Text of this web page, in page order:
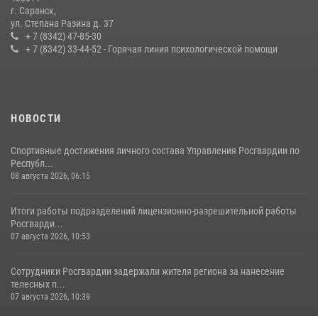
Сотрудники Росгвардии обеспечили безопасность Всероссийского
конкурса профмастерства в Саранске
23 июля 2026, 11:54 4
г. Саранск,
ул. Степана Разина д. 37
+ 7 (8342) 47-85-30
+ 7 (8342) 33-44-52 - Горячая линия психологической помощи
НОВОСТИ
Спортивные достижения личного состава Управления Росгвардии по
Республ...
08 августа 2026, 06:15
Итоги работы подразделений лицензионно-разрешительной работы
Росгварди...
07 августа 2026, 10:53
Сотрудники Росгвардии задержали жителя региона за нанесение
телесных п...
07 августа 2026, 10:39